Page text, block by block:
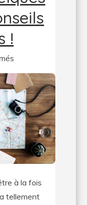
!
sur
Comment
bien
préparer
son
voyage
?
Quelques
et
conseils
à la fois
tellement